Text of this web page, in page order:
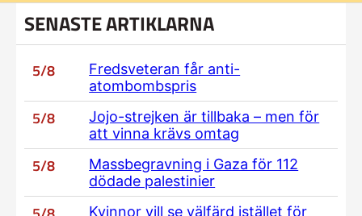
SENASTE ARTIKLARNA
5/8
Fredsveteran får anti-
atombombspris
5/8
Jojo-strejken är tillbaka – men för
att vinna krävs omtag
5/8
Massbegravning i Gaza för 112
dödade palestinier
Kvinnor vill se välfärd istället för